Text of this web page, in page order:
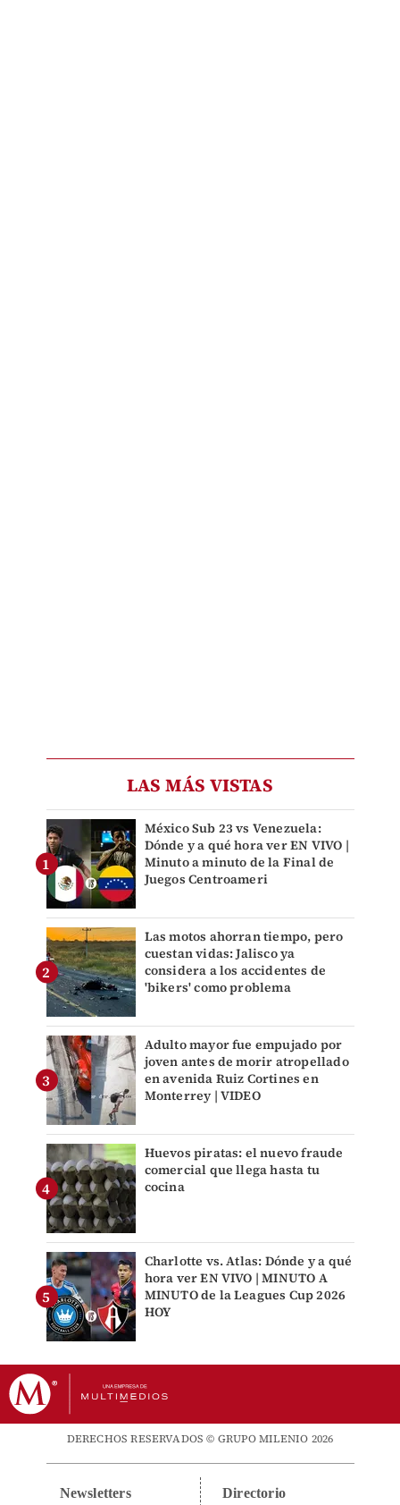
LAS MÁS VISTAS
México Sub 23 vs Venezuela:
Dónde y a qué hora ver EN VIVO |
Minuto a minuto de la Final de
Juegos Centroameri
Las motos ahorran tiempo, pero
cuestan vidas: Jalisco ya
considera a los accidentes de
'bikers' como problema
Adulto mayor fue empujado por
joven antes de morir atropellado
en avenida Ruiz Cortines en
Monterrey | VIDEO
Huevos piratas: el nuevo fraude
comercial que llega hasta tu
cocina
Charlotte vs. Atlas: Dónde y a qué
hora ver EN VIVO | MINUTO A
MINUTO de la Leagues Cup 2026
HOY
DERECHOS RESERVADOS © GRUPO MILENIO 2026
Newsletters Directorio